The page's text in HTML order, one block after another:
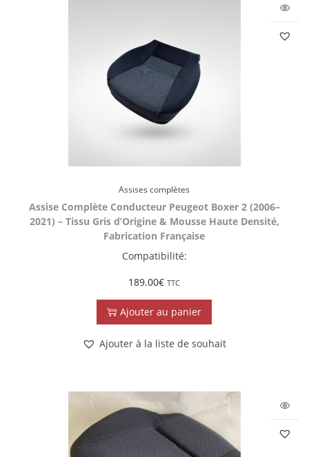
Assises complètes
Assise Complète Conducteur Peugeot Boxer 2 (2006–
2021) – Tissu Gris d’Origine & Mousse Haute Densité,
Fabrication Française
Compatibilité:
189.00€ TTC
Ajouter au panier
Ajouter à la liste de souhait